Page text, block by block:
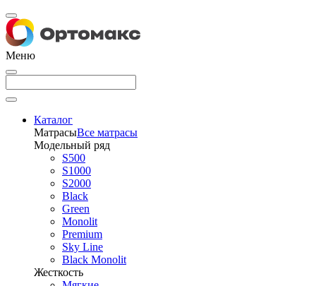
Меню
Каталог
МатрасыВсе матрасы
Модельный ряд
S500
S1000
S2000
Black
Green
Monolit
Premium
Sky Line
Black Monolit
Жесткость